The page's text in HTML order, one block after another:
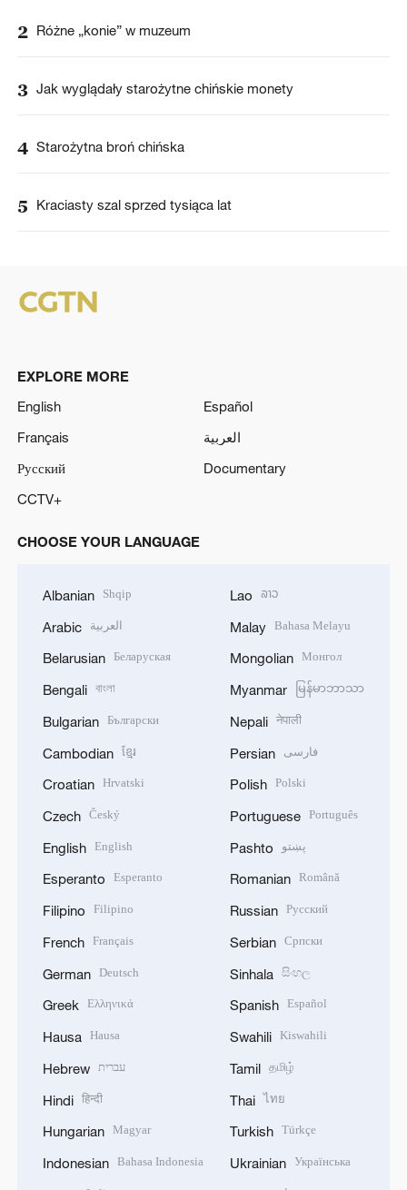
2 Różne „konie” w muzeum
3 Jak wyglądały starożytne chińskie monety
4 Starożytna broń chińska
5 Kraciasty szal sprzed tysiąca lat
EXPLORE MORE
English
Español
Français
العربية
Русский
Documentary
CCTV+
CHOOSE YOUR LANGUAGE
Albanian Shqip
Arabic العربية
Belarusian Беларуская
Bengali বাংলা
Bulgarian Български
Cambodian ខ្មែរ
Croatian Hrvatski
Czech Český
English English
Esperanto Esperanto
Filipino Filipino
French Français
German Deutsch
Greek Ελληνικά
Hausa Hausa
Hebrew עברית
Hindi हिन्दी
Hungarian Magyar
Indonesian Bahasa Indonesia
Lao ລາວ
Malay Bahasa Melayu
Mongolian Монгол
Myanmar မြန်မာဘာသာ
Nepali नेपाली
Persian فارسی
Polish Polski
Portuguese Português
Pashto پښتو
Romanian Română
Russian Русский
Serbian Српски
Sinhala සිංහල
Spanish Español
Swahili Kiswahili
Tamil தமிழ்
Thai ไทย
Turkish Türkçe
Ukrainian Українська